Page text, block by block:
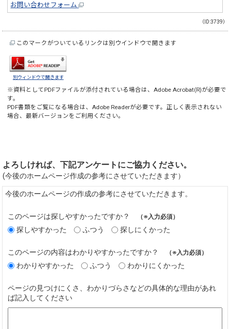
お問い合わせフォーム
（ID:3739）
このマークがついているリンクは別ウインドウで開きます
別ウィンドウで開きます
※資料としてPDFファイルが添付されている場合は、Adobe Acrobat(R)が必要で
す。
PDF書類をご覧になる場合は、Adobe Readerが必要です。正しく表示されない
場合、最新バージョンをご利用ください。